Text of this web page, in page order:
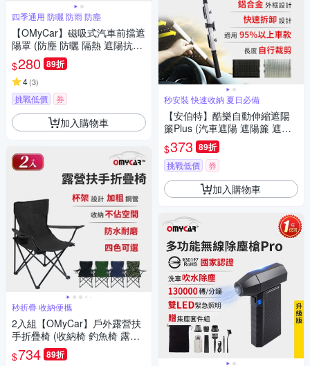
四季通用 防曬 防雨 防塵
【OMyCar】磁吸式汽車前擋遮
陽罩 (防塵 防曬 隔熱 遮陽抗UV
防汙 遮光)
$280 89折
4(3)
挑戰低價 券
加入購物車
秒折疊 收納便攜
2入組【OMyCar】戶外露營扶
手折疊椅 (收納椅 釣魚椅 露營
椅 戶外椅 導演椅 野餐)
$734 89折
秒安裝 快速收納 夏日必備
【安伯特】酷樂自動伸縮遮陽
簾Plus (汽車遮陽 遮陽簾 遮陽
板)
$373 89折
挑戰低價 券
加入購物車